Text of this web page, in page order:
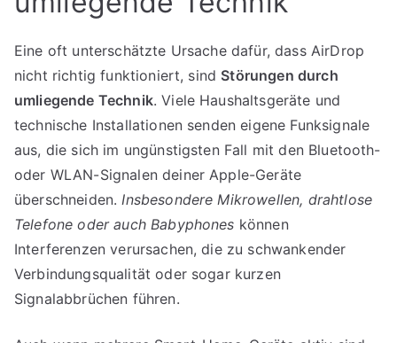
Eine oft unterschätzte Ursache dafür, dass AirDrop
nicht richtig funktioniert, sind Störungen durch
umliegende Technik. Viele Haushaltsgeräte und
technische Installationen senden eigene Funksignale
aus, die sich im ungünstigsten Fall mit den Bluetooth-
oder WLAN-Signalen deiner Apple-Geräte
überschneiden. Insbesondere Mikrowellen, drahtlose
Telefone oder auch Babyphones können
Interferenzen verursachen, die zu schwankender
Verbindungsqualität oder sogar kurzen
Signalabbrüchen führen.